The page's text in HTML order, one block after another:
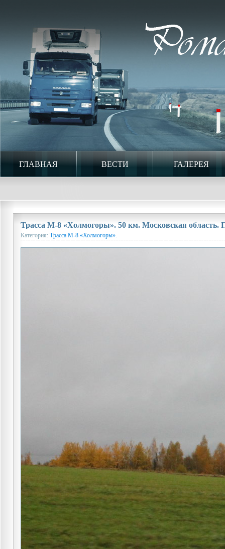
ГЛАВНАЯ ВЕСТИ ГАЛЕРЕЯ
Трасса М-8 «Холмогоры». 50 км. Московская область.
Категория: Трасса М-8 «Холмогоры».